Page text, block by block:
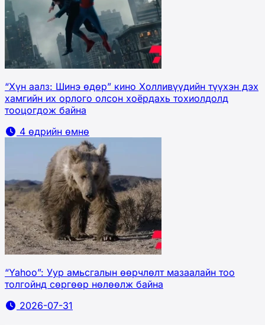
“Хүн аалз: Шинэ өдөр” кино Холливүүдийн түүхэн дэх
хамгийн их орлого олсон хоёрдахь тохиолдолд
тооцогдож байна
4 өдрийн өмнө
“Yahoo”: Уур амьсгалын өөрчлөлт мазаалайн тоо
толгойнд сөргөөр нөлөөлж байна
2026-07-31